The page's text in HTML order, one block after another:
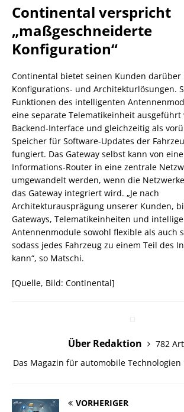
Continental verspricht
„maßgeschneiderte
Konfiguration“
Continental bietet seinen Kunden
Konfigurations- und Architekturlösungen.
Funktionen des intelligenten
eine separate Telematikeinheit ausgeführt
Backend-Interface und gleichzeitig als
Speicher für Software-Updates der
fungiert. Das Gateway selbst kann von
Informations-Router in eine zentrale
umgewandelt werden, wenn die
das Gateway integriert wird. „Je nach
Architekturausprägung unserer Kunden,
Gateways, Telematikeinheiten und
Antennenmodule sowohl flexible als auch
sodass jedes Fahrzeug zu einem Teil des
kann“, so Matschi.
[Quelle, Bild: Continental]
Über Redaktion
782
Das Magazin für automobile Technologien
VORHERIGER